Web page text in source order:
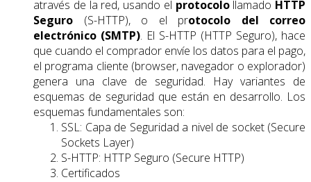
através de la red, usando el protocolo llamado HTTP
Seguro (S-HTTP), o el protocolo del correo
electrónico (SMTP). El S-HTTP (HTTP Seguro), hace
que cuando el comprador envíe los datos para el pago,
el programa cliente (browser, navegador o explorador)
genera una clave de seguridad. Hay variantes de
esquemas de seguridad que están en desarrollo. Los
esquemas fundamentales son:
SSL: Capa de Seguridad a nivel de socket (Secure
Sockets Layer)
S-HTTP: HTTP Seguro (Secure HTTP)
Certificados